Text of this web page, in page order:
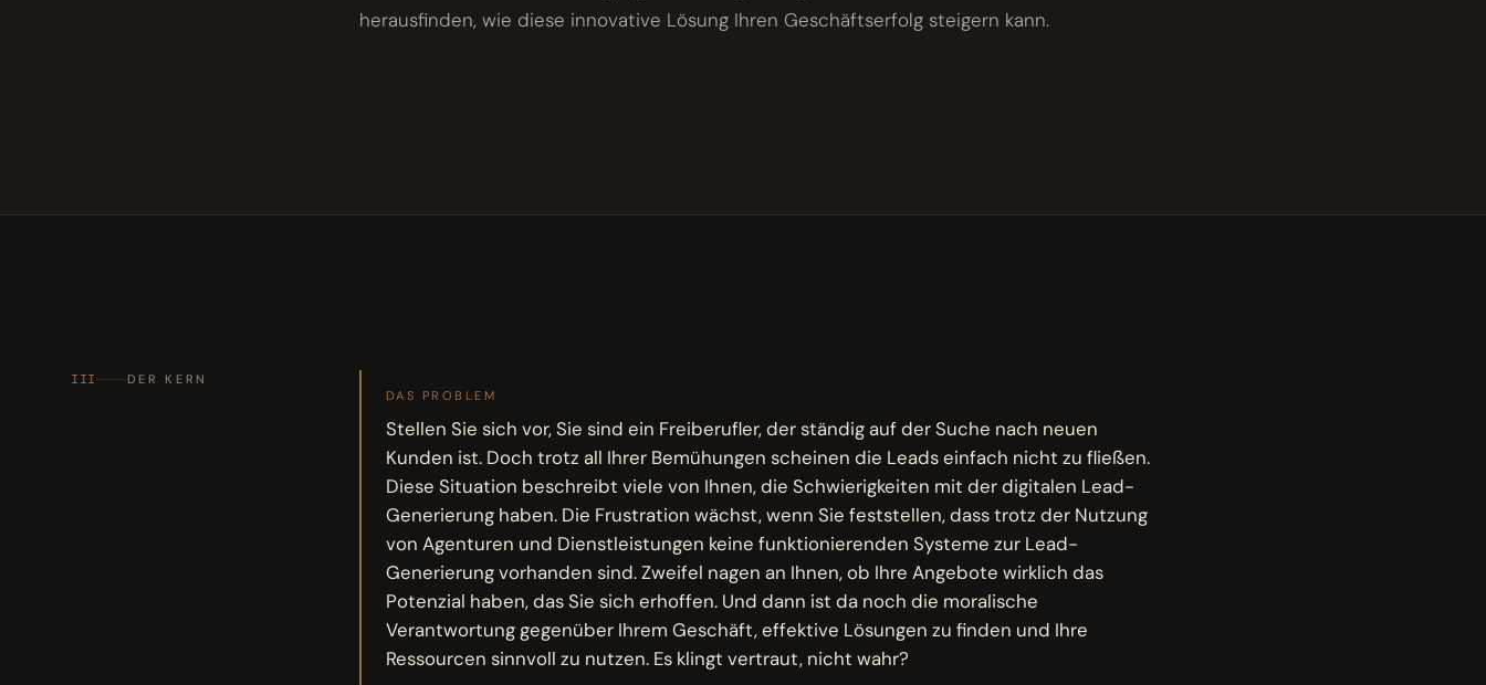
herausfinden, wie diese innovative Lösung Ihren Geschäftserfolg steigern kann.
III
DER KERN
DAS PROBLEM
Stellen Sie sich vor, Sie sind ein Freiberufler, der ständig auf der Suche nach neuen
Kunden ist. Doch trotz all Ihrer Bemühungen scheinen die Leads einfach nicht zu fließen.
Diese Situation beschreibt viele von Ihnen, die Schwierigkeiten mit der digitalen Lead-
Generierung haben. Die Frustration wächst, wenn Sie feststellen, dass trotz der Nutzung
von Agenturen und Dienstleistungen keine funktionierenden Systeme zur Lead-
Generierung vorhanden sind. Zweifel nagen an Ihnen, ob Ihre Angebote wirklich das
Potenzial haben, das Sie sich erhoffen. Und dann ist da noch die moralische
Verantwortung gegenüber Ihrem Geschäft, effektive Lösungen zu finden und Ihre
Ressourcen sinnvoll zu nutzen. Es klingt vertraut, nicht wahr?